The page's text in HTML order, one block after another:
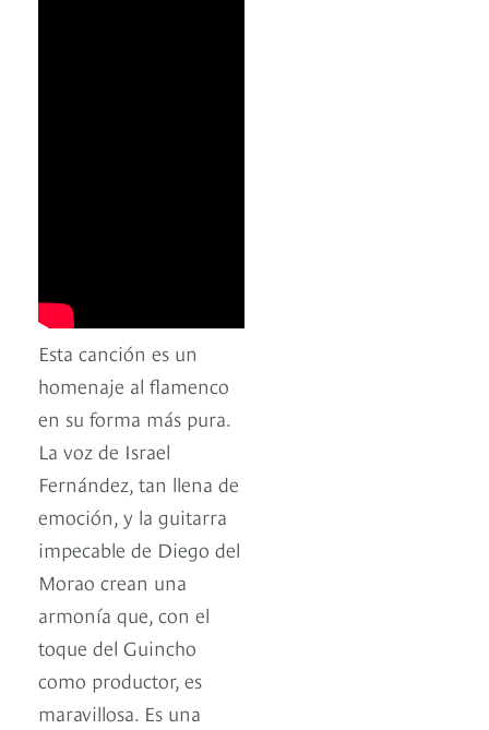
Esta canción es un
homenaje al flamenco
en su forma más pura.
La voz de Israel
Fernández, tan llena de
emoción, y la guitarra
impecable de Diego del
Morao crean una
armonía que, con el
toque del Guincho
como productor, es
maravillosa. Es una